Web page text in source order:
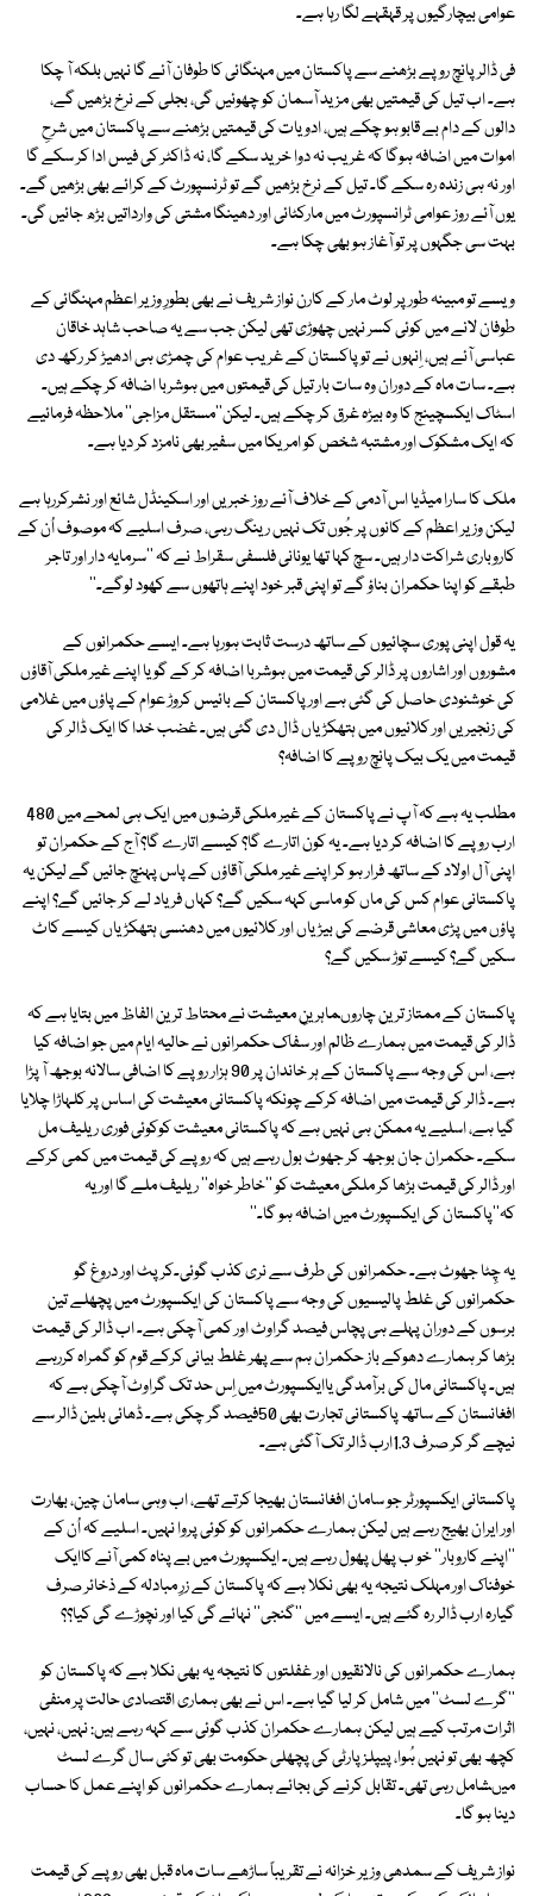
عوامی بیچارگیوں پر قہقہے لگا رہا ہے۔
فی ڈالر پانچ روپے بڑھنے سے پاکستان میں مہنگائی کا طوفان آئے گا نہیں بلکہ آ چکا
ہے۔ اب تیل کی قیمتیں بھی مزید آسمان کو چھوئیں گی، بجلی کے نرخ بڑھیں گے،
دالوں کے دام بے قابو ہو چکے ہیں، ادویات کی قیمتیں بڑھنے سے پاکستان میں شرحِ
اموات میں اضافہ ہوگا کہ غریب نہ دوا خرید سکے گا، نہ ڈاکٹر کی فیس ادا کر سکے گا
اور نہ ہی زندہ رہ سکے گا۔ تیل کے نرخ بڑھیں گے تو ٹرنسپورٹ کے کرائے بھی بڑھیں گے۔
یوں آئے روز عوامی ٹرانسپورٹ میں مارکٹائی اور دھینگا مشتی کی وارداتیں بڑھ جائیں گی۔
بہت سی جگہوں پر تو آغاز ہو بھی چکا ہے۔
ویسے تو مبینہ طور پر لوٹ مار کے کارن نواز شریف نے بھی بطورِ وزیر اعظم مہنگائی کے
طوفان لانے میں کوئی کسر نہیں چھوڑی تھی لیکن جب سے یہ صاحب شاہد خاقان
عباسی آئے ہیں، اِنہوں نے تو پاکستان کے غریب عوام کی چمڑی ہی ادھیڑ کر رکھ دی
ہے۔ سات ماہ کے دوران وہ سات بار تیل کی قیمتوں میں ہوشربا اضافہ کر چکے ہیں۔
اسٹاک ایکسچینج کا وہ بیڑہ غرق کر چکے ہیں۔ لیکن''مستقل مزاجی'' ملاحظہ فرمائیے
کہ ایک مشکوک اور مشتبہ شخص کو امریکا میں سفیر بھی نامزد کر دیا ہے۔
ملک کا سارا میڈیا اس آدمی کے خلاف آئے روز خبریں اور اسکینڈل شائع اور نشرکررہا ہے
لیکن وزیر اعظم کے کانوں پر جُوں تک نہیں رینگ رہی، صرف اسلیے کہ موصوف اُن کے
کاروباری شراکت دار ہیں۔ سچ کہا تھا یونانی فلسفی سقراط نے کہ ''سرمایہ دار اور تاجر
طبقے کو اپنا حکمران بناؤ گے تو اپنی قبر خود اپنے ہاتھوں سے کھود لوگے۔''
یہ قول اپنی پوری سچائیوں کے ساتھ درست ثابت ہورہا ہے۔ ایسے حکمرانوں کے
مشوروں اور اشاروں پر ڈالر کی قیمت میں ہوشربا اضافہ کر کے گویا اپنے غیر ملکی آقاؤں
کی خوشنودی حاصل کی گئی ہے اور پاکستان کے بائیس کروڑ عوام کے پاؤں میں غلامی
کی زنجیریں اور کلائیوں میں ہتھکڑیاں ڈال دی گئی ہیں۔ غضب خدا کا ایک ڈالر کی
قیمت میں یک بیک پانچ روپے کا اضافہ؟
مطلب یہ ہے کہ آپ نے پاکستان کے غیر ملکی قرضوں میں ایک ہی لمحے میں 480
ارب روپے کا اضافہ کر دیا ہے۔ یہ کون اتارے گا؟ کیسے اتارے گا؟ آج کے حکمران تو
اپنی آل اولاد کے ساتھ فرار ہو کر اپنے غیر ملکی آقاؤں کے پاس پہنچ جائیں گے لیکن یہ
پاکستانی عوام کس کی ماں کو ماسی کہہ سکیں گے؟ کہاں فریاد لے کر جائیں گے؟ اپنے
پاؤں میں پڑی معاشی قرضے کی بیڑیاں اور کلائیوں میں دھنسی ہتھکڑیاں کیسے کاٹ
سکیں گے؟ کیسے توڑ سکیں گے؟
پاکستان کے ممتاز ترین چاروںماہرینِ معیشت نے محتاط ترین الفاظ میں بتایا ہے کہ
ڈالر کی قیمت میں ہمارے ظالم اور سفاک حکمرانوں نے حالیہ ایام میں جو اضافہ کیا
ہے، اس کی وجہ سے پاکستان کے ہر خاندان پر 90 ہزار روپے کا اضافی سالانہ بوجھ آ پڑا
ہے۔ ڈالر کی قیمت میں اضافہ کرکے چونکہ پاکستانی معیشت کی اساس پر کلہاڑا چلایا
گیا ہے، اسلیے یہ ممکن ہی نہیں ہے کہ پاکستانی معیشت کوکوئی فوری ریلیف مل
سکے۔ حکمران جان بوجھ کر جھوٹ بول رہے ہیں کہ روپے کی قیمت میں کمی کرکے
اور ڈالر کی قیمت بڑھا کر ملکی معیشت کو ''خاطر خواہ'' ریلیف ملے گا اور یہ
کہ''پاکستان کی ایکسپورٹ میں اضافہ ہو گا۔''
یہ چِٹا جھوٹ ہے۔ حکمرانوں کی طرف سے نری کذب گوئی۔کرپٹ اور دروغ گو
حکمرانوں کی غلط پالیسیوں کی وجہ سے پاکستان کی ایکسپورٹ میں پچھلے تین
برسوں کے دوران پہلے ہی پچاس فیصد گراوٹ اور کمی آچکی ہے۔ اب ڈالر کی قیمت
بڑھا کر ہمارے دھوکے باز حکمران ہم سے پھر غلط بیانی کرکے قوم کو گمراہ کررہے
ہیں۔ پاکستانی مال کی برآمدگی یاایکسپورٹ میں اِس حد تک گراوٹ آچکی ہے کہ
افغانستان کے ساتھ پاکستانی تجارت بھی 50فیصد گر چکی ہے۔ ڈھائی بلین ڈالر سے
نیچے گر کر صرف 1.3ارب ڈالر تک آگئی ہے۔
پاکستانی ایکسپورٹر جو سامان افغانستان بھیجا کرتے تھے، اب وہی سامان چین، بھارت
اور ایران بھیج رہے ہیں لیکن ہمارے حکمرانوں کو کوئی پروا نہیں۔ اسلیے کہ اُن کے
''اپنے کاروبار'' خو ب پھل پھول رہے ہیں۔ ایکسپورٹ میں بے پناہ کمی آنے کاایک
خوفناک اور مہلک نتیجہ یہ بھی نکلا ہے کہ پاکستان کے زرِ مبادلہ کے ذخائر صرف
گیارہ ارب ڈالر رہ گئے ہیں۔ ایسے میں ''گنجی'' نہائے گی کیا اور نچوڑے گی کیا؟؟
ہمارے حکمرانوں کی نالائقیوں اور غفلتوں کا نتیجہ یہ بھی نکلا ہے کہ پاکستان کو
''گرے لسٹ'' میں شامل کر لیا گیا ہے۔ اس نے بھی ہماری اقتصادی حالت پر منفی
اثرات مرتب کیے ہیں لیکن ہمارے حکمران کذب گوئی سے کہہ رہے ہیں: نہیں، نہیں،
کچھ بھی تو نہیں ہُوا، پیپلز پارٹی کی پچھلی حکومت بھی تو کئی سال گرے لسٹ
میںشامل رہی تھی۔ تقابل کرنے کی بجائے ہمارے حکمرانوں کو اپنے عمل کا حساب
دینا ہو گا۔
نواز شریف کے سمدھی وزیر خزانہ نے تقریباً ساڑھے سات ماہ قبل بھی روپے کی قیمت